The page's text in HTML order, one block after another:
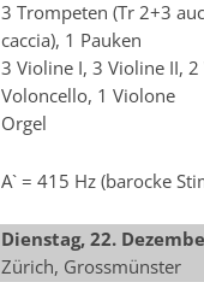
3 Trompeten (Tr 2+3
caccia), 1 Pauken
3 Violine I, 3 Violine II, 2
Voloncello, 1 Violone
Orgel
A` = 415 Hz (barocke
Dienstag, 22.
Zürich, Grossmünster